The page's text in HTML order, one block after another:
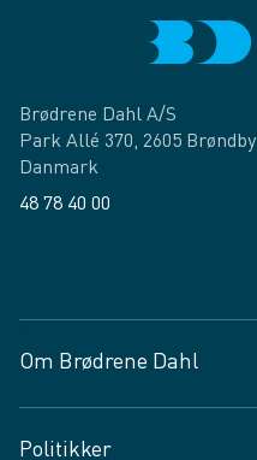
Brødrene Dahl A/S
Park Allé 370, 2605 Brøndby
Danmark
48 78 40 00
Om Brødrene Dahl
Politikker